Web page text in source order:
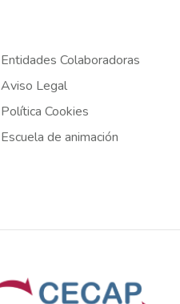
Entidades Colaboradoras
Aviso Legal
Política Cookies
Escuela de animación